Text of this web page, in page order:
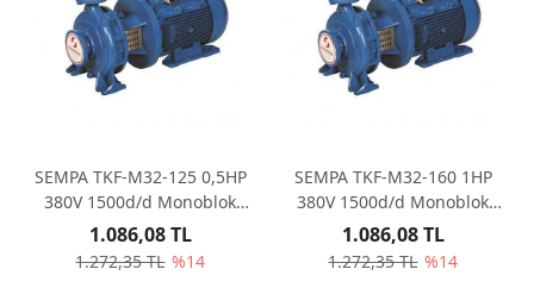
SEMPA TKF-M32-125 0,5HP
380V 1500d/d Monoblok
Santrifüj Pompa
1.272,35 TL %14
1.086,08 TL
SEMPA TKF-M32-160 1HP
380V 1500d/d Monoblok
Santrifüj Pompa
1.272,35 TL %14
1.086,08 TL